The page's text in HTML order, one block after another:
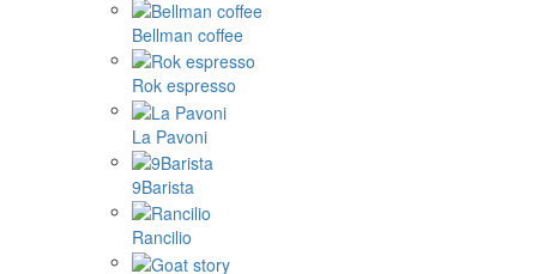
Bellman coffee
Rok espresso
La Pavoni
9Barista
Rancilio